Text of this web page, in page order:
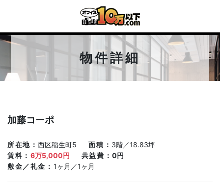
物件詳細
加藤コーポ
所在地 西区稲生町5 面積
3階／18.83坪
賃料
6万5,000円 共益費
0円
敷金／礼金
1ヶ月／1ヶ月